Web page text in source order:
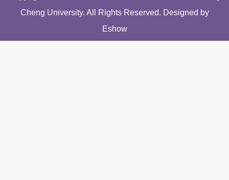
Cheng University. All Rights Reserved. Designed by
Eshow